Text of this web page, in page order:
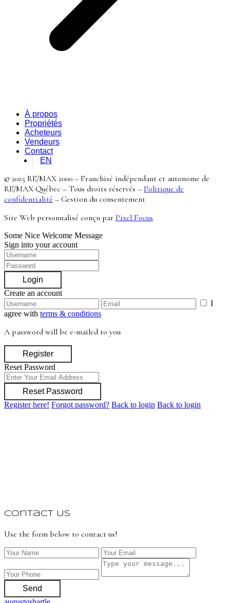
À propos
Propriétés
Acheteurs
Vendeurs
Contact
EN
© 2025 RE/MAX 2000 – Franchisé indépendant et autonome de
RE/MAX Québec – Tous droits réservés – Politique de
confidentialité – Gestion du consentement
Site Web personnalisé conçu par Pixel Focus
Some Nice Welcome Message
Sign into your account
Login
Create an account
I
agree with terms & conditions
A password will be e-mailed to you
Register
Reset Password
Reset Password
Register here! Forgot password? Back to login Back to login
Contact Us
Use the form below to contact us!
Send